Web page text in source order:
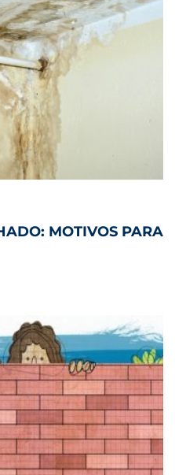
MOTIVOS PARA